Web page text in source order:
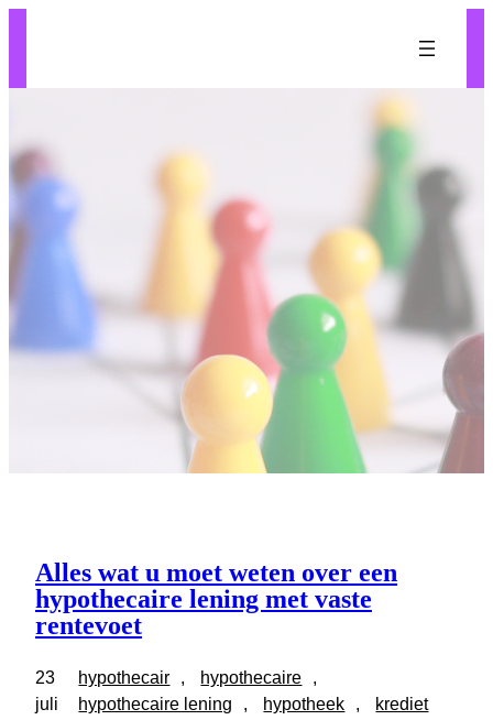
Alles wat u moet weten over een
hypothecaire lening met vaste
rentevoet
23
juli
hypothecair , hypothecaire
hypothecaire lening
, hypotheek ,
krediet